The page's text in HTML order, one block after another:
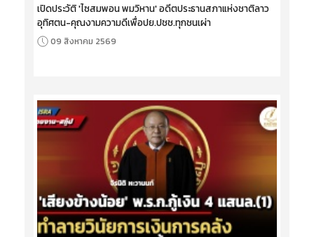
เปิดประวัติ 'ไซสมพอน พมวิหาน' อดีตประธานสภาแห่งชาติลาว
อุทิศตน-คุณงามความดีเพื่อปย.ปชช.ทุกชนเผ่า
09 สิงหาคม 2569